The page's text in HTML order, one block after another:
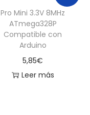
Pro Mini 3.3V 8MHz
ATmega328P
Compatible con
Arduino
5,85€
Leer más